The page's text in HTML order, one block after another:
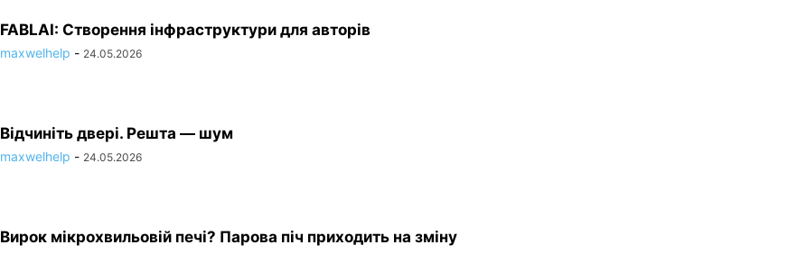
FABLAI: Створення інфраструктури для авторів
maxwelhelp - 24.05.2026
Відчиніть двері. Решта — шум
maxwelhelp - 24.05.2026
Вирок мікрохвильовій печі? Парова піч приходить на зміну